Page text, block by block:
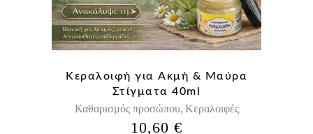
Κεραλοιφή για Aκμή & Μαύρα
Στίγματα 40ml
Καθαρισμός προσώπου, Κεραλοιφές
10,60€